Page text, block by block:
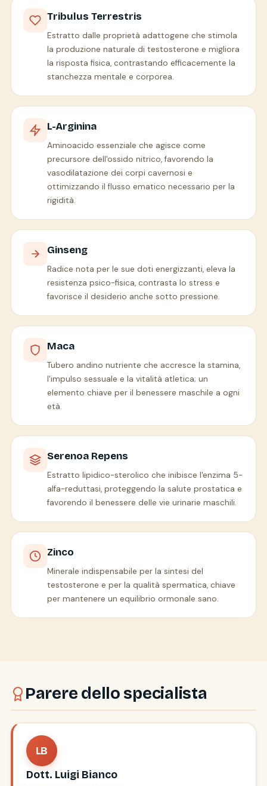
Tribulus Terrestris
Estratto dalle proprietà adattogene che stimola
la produzione naturale di testosterone e migliora
la risposta fisica, contrastando efficacemente la
stanchezza mentale e corporea.
L-Arginina
Aminoacido essenziale che agisce come
precursore dell'ossido nitrico, favorendo la
vasodilatazione dei corpi cavernosi e
ottimizzando il flusso ematico necessario per la
rigidità.
Ginseng
Radice nota per le sue doti energizzanti, eleva la
resistenza psico-fisica, contrasta lo stress e
favorisce il desiderio anche sotto pressione.
Maca
Tubero andino nutriente che accresce la stamina,
l'impulso sessuale e la vitalità atletica; un
elemento chiave per il benessere maschile a ogni
età.
Serenoa Repens
Estratto lipidico-sterolico che inibisce l'enzima 5-
alfa-reduttasi, proteggendo la salute prostatica e
favorendo il benessere delle vie urinarie maschili.
Zinco
Minerale indispensabile per la sintesi del
testosterone e per la qualità spermatica, chiave
per mantenere un equilibrio ormonale sano.
Parere dello specialista
LB
Dott. Luigi Bianco